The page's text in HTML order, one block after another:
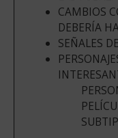
CAMBIOS
DEBERÍA
SEÑALES